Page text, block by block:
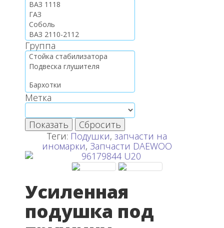
Группа
Метка
Показать
Сбросить
Теги: Подушки, запчасти на
иномарки, Запчасти DAEWOO
Усиленная
подушка под